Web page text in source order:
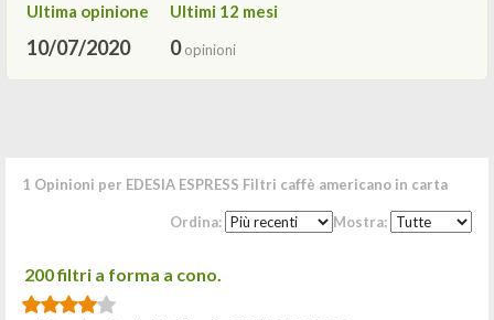
Ultima opinione
10/07/2020
Ultimi 12 mesi
0opinioni
1 Opinioni per EDESIA ESPRESS Filtri caffè americano in carta
Ordina: Mostra:
200 filtri a forma a cono.